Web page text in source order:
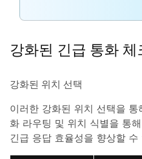
강화된 긴급 통화 체
강화된 위치 선택
이러한 강화된 위치 선택을
화 라우팅 및 위치 식별을 통
긴급 응답 효율성을 향상할 수